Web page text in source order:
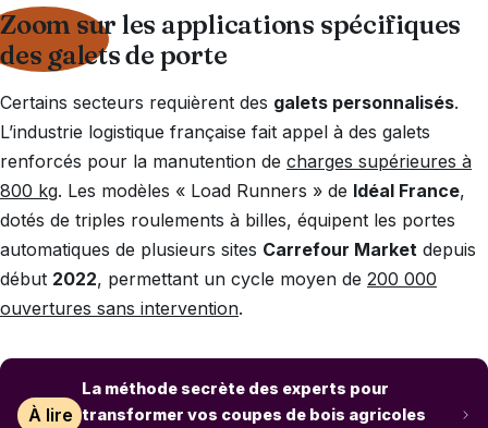
Zoom sur les applications spécifiques
des galets de porte
Certains secteurs requièrent des galets personnalisés.
L’industrie logistique française fait appel à des galets
renforcés pour la manutention de charges supérieures à
800 kg. Les modèles « Load Runners » de Idéal France,
dotés de triples roulements à billes, équipent les portes
automatiques de plusieurs sites Carrefour Market depuis
début 2022, permettant un cycle moyen de 200 000
ouvertures sans intervention.
À lire
La méthode secrète des experts pour
transformer vos coupes de bois agricoles